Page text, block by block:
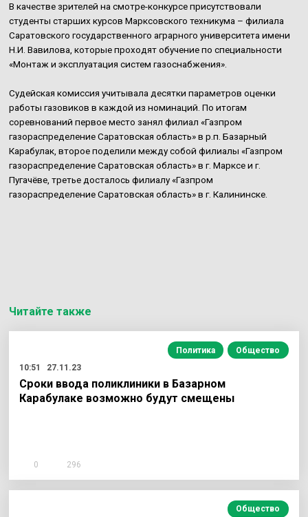
В качестве зрителей на смотре-конкурсе присутствовали
студенты старших курсов Марксовского техникума – филиала
Саратовского государственного аграрного университета имени
Н.И. Вавилова, которые проходят обучение по специальности
«Монтаж и эксплуатация систем газоснабжения».
Судейская комиссия учитывала десятки параметров оценки
работы газовиков в каждой из номинаций. По итогам
соревнований первое место занял филиал «Газпром
газораспределение Саратовская область» в р.п. Базарный
Карабулак, второе поделили между собой филиалы «Газпром
газораспределение Саратовская область» в г. Марксе и г.
Пугачёве, третье досталось филиалу «Газпром
газораспределение Саратовская область» в г. Калининске.
Читайте также
Политика
Общество
10:51
27.11.23
Сроки ввода поликлиники в Базарном
Карабулаке возможно будут смещены
0 296
Общество